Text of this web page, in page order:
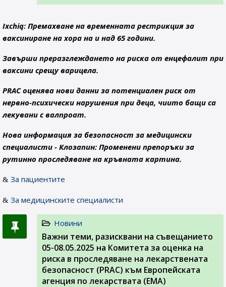
Ixchiq: Премахване на временната рестрикция за
ваксиниране на хора на и над 65 години.
Завърши преразглеждането на риска от енцефалит при
ваксини срещу варицела.
PRAC оценява нови данни за потенциален риск от
нервно-психически нарушения при деца, чиито бащи са
лекувани с валпроат.
Нова информация за безопасност за медицински
специалисти - Клозапин: Променени препоръки за
рутинно проследяване на кръвната картина.
За пациентите
За медицинските специалисти
Новини
Важни теми, разисквани на съвeщанието
05-08.05.2025 на Комитета за оценка на
риска в проследяване на лекарствената
безопасност (PRAC) към Европейската
агенция по лекарствата (ЕМА)